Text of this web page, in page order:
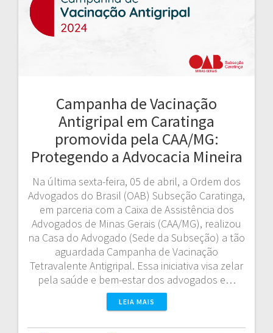
Campanha de Vacinação
Antigripal em Caratinga
promovida pela CAA/MG:
Protegendo a Advocacia Mineira
Na última sexta-feira, 05 de abril, a Ordem dos
Advogados do Brasil (OAB) Subseção Caratinga,
em parceria com a Caixa de Assistência dos
Advogados de Minas Gerais (CAA/MG), realizou
na Casa do Advogado (Sede da Subseção) a tão
aguardada Campanha de Vacinação
Tetravalente Antigripal. Essa iniciativa visa zelar
pela saúde e bem-estar dos advogados e…
LEIA MAIS